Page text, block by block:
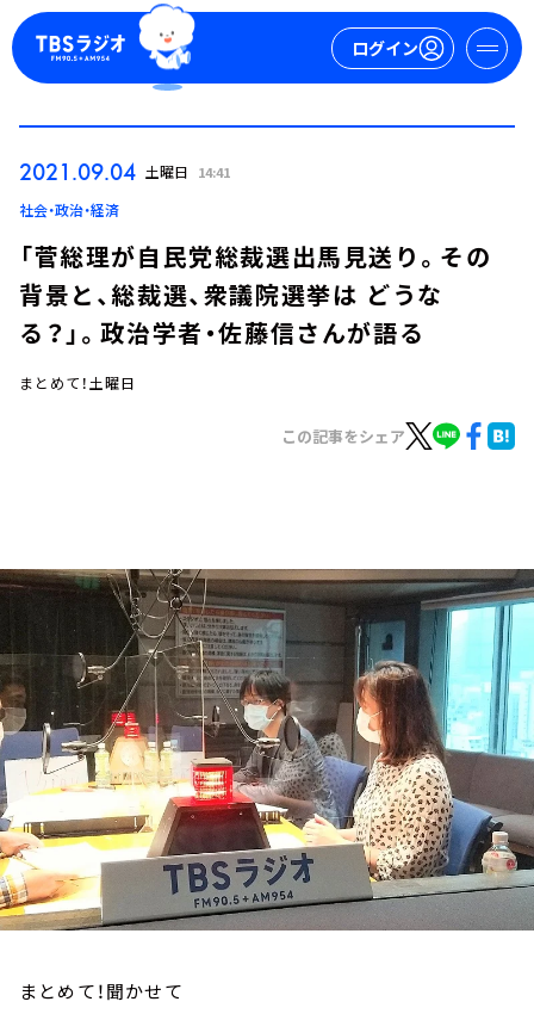
ログイン
イベント・グッズ
YouTube
会社情報
2021.09.04 土曜日 14:41
社会・政治・経済
「菅総理が自民党総裁選出馬見送り。その
背景と、総裁選、衆議院選挙は どうな
る？」。政治学者・佐藤信さんが語る
まとめて！土曜日
この記事をシェア
まとめて！聞かせて